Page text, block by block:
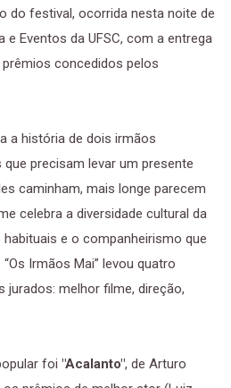
do festival, ocorrida nesta noite de
e Eventos da UFSC, com a entrega
concedidos pelos
a história de dois irmãos
precisam levar um presente
caminham, mais longe parecem
celebra a diversidade cultural da
e o companheirismo que
Irmãos Mai” levou quatro
melhor filme, direção,
foi "Acalanto", de Arturo